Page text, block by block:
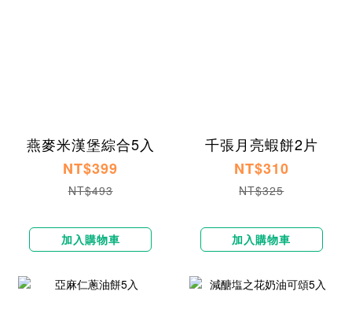
燕麥米漢堡綜合5入
NT$399
NT$493
加入購物車
千張月亮蝦餅2片
NT$310
NT$325
加入購物車